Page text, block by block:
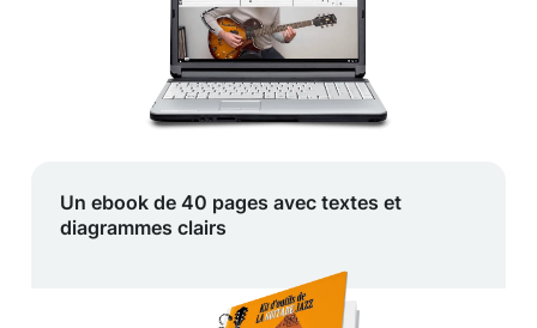
Un ebook de 40 pages avec textes et
diagrammes clairs